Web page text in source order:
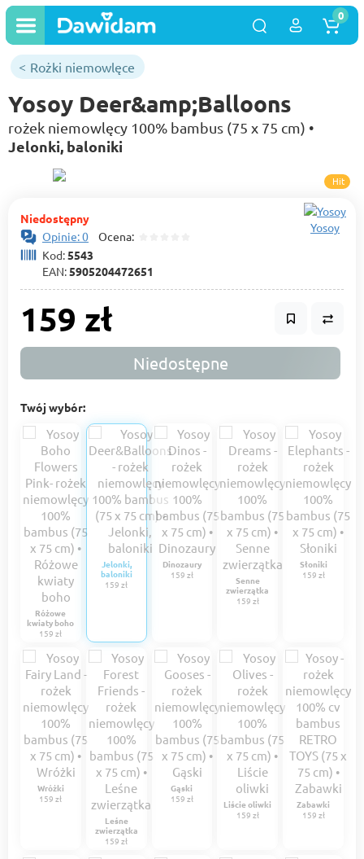
0
Rożki niemowlęce
Yosoy Deer&amp;Balloons
rożek niemowlęcy 100% bambus (75 x 75 cm) •
Jelonki, baloniki
Hit
Niedostępny
Opinie: 0 Ocena:
Kod:5543
EAN:5905204472651
Yosoy
159 zł
Niedostępne
Twój wybór:
Różowe
kwiaty boho
159 zł
Jelonki,
baloniki
159 zł
Dinozaury
159 zł
Senne
zwierzątka
159 zł
Słoniki
159 zł
Wróżki
159 zł
Leśne
zwierzątka
159 zł
Gąski
159 zł
Liście oliwki
159 zł
Zabawki
159 zł